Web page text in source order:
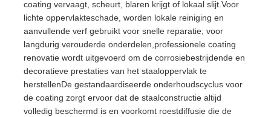
coating vervaagt, scheurt, blaren krijgt of lokaal slijt.Voor
lichte oppervlakteschade, worden lokale reiniging en
aanvullende verf gebruikt voor snelle reparatie; voor
langdurig verouderde onderdelen,professionele coating
renovatie wordt uitgevoerd om de corrosiebestrijdende en
decoratieve prestaties van het staaloppervlak te
herstellenDe gestandaardiseerde onderhoudscyclus voor
de coating zorgt ervoor dat de staalconstructie altijd
volledig beschermd is en voorkomt roestdiffusie die de